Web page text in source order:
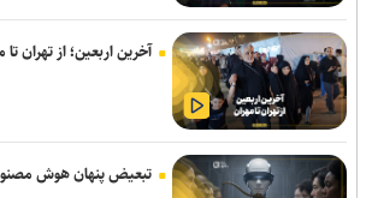
مدافع جوان آلومینیوم نزدیک به سپاهان
آذربایجان؛ میزبانی که در ۳۰ وزن حتی یک بار هم پرچمش بالا نرفت!
فولاد خوزستان در حال بررسی شرایط رضاییان برای
پرچم رقیب بالا رفت و اتفاقی نیفتاد؛ حضور در
آخرین اربعین؛ از تهران تا
تبعیض پنهان هوش